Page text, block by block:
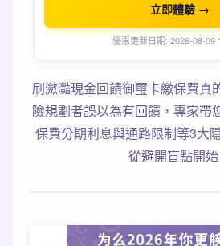
立即體驗 →
優惠更新日期: 2026-08-09
刷瀲灩現金回饋御璽卡繳保費真
險規劃者誤以為有回饋，專家帶
保費分期利息與通路限制等3大
從避開盲點開始